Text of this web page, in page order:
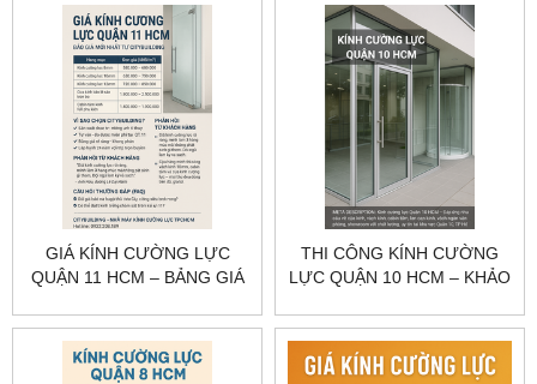
GIÁ KÍNH CƯỜNG LỰC
QUẬN 11 HCM – BẢNG GIÁ
CITYBUILDING
THI CÔNG KÍNH CƯỜNG
LỰC QUẬN 10 HCM – KHẢO
CITYBUILDING